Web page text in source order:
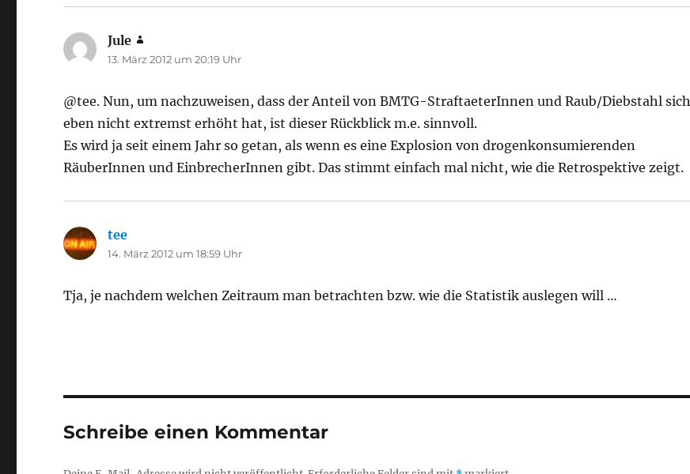
Jule
13. März 2012 um 20:19 Uhr
@tee. Nun, um nachzuweisen, dass der Anteil von BMTG-StraftaeterInnen und Raub/Diebstahl sich
eben nicht extremst erhöht hat, ist dieser Rückblick m.e. sinnvoll.
Es wird ja seit einem Jahr so getan, als wenn es eine Explosion von drogenkonsumierenden
RäuberInnen und EinbrecherInnen gibt. Das stimmt einfach mal nicht, wie die Retrospektive zeigt.
tee
14. März 2012 um 18:59 Uhr
Tja, je nachdem welchen Zeitraum man betrachten bzw. wie die Statistik auslegen will …
Schreibe einen Kommentar